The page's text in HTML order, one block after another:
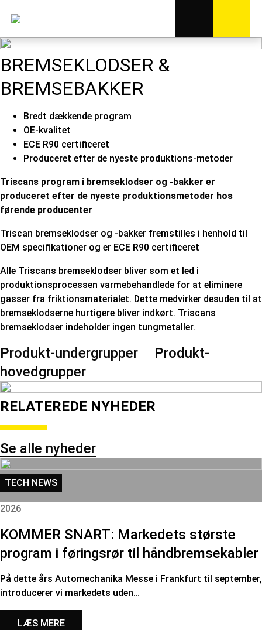
BREMSEKLODSER &
BREMSEBAKKER
Bredt dækkende program
OE-kvalitet
ECE R90 certificeret
Produceret efter de nyeste produktions-metoder
Triscans program i bremseklodser og -bakker er
produceret efter de nyeste produktionsmetoder hos
førende producenter
Triscan bremseklodser og -bakker fremstilles i henhold til
OEM specifikationer og er ECE R90 certificeret
Alle Triscans bremseklodser bliver som et led i
produktionsprocessen varmebehandlede for at eliminere
gasser fra friktionsmaterialet. Dette medvirker desuden til at
bremseklodserne hurtigere bliver indkørt. Triscans
bremseklodser indeholder ingen tungmetaller.
Produkt-undergrupper
Produkt-
hovedgrupper
RELATEREDE NYHEDER
Se alle nyheder
TECH NEWS
2026
KOMMER SNART: Markedets største
program i føringsrør til håndbremsekabler
På dette års Automechanika Messe i Frankfurt til september,
introducerer vi markedets uden…
LÆS MERE